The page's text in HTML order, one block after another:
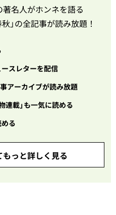
名人がホンネを語る
」の全記事が読み放題！
スレターを配信
アーカイブが読み放題
連載」も一気に読める
る
っと詳しく見る